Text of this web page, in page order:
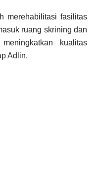
merehabilitasi fasilitas
ruang skrining dan
kualitas
Adlin.